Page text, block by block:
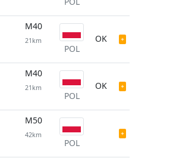
M40
21km
POL
OK
M40
21km
POL
OK
M50
42km
POL